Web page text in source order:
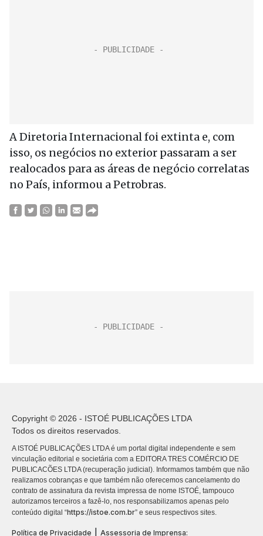
A Diretoria Internacional foi extinta e, com
isso, os negócios no exterior passaram a ser
realocados para as áreas de negócio correlatas
no País, informou a Petrobras.
Copyright © 2026 - ISTOÉ PUBLICAÇÕES LTDA
Todos os direitos reservados.
A ISTOÉ PUBLICAÇÕES LTDA é um portal digital independente e sem
vinculação editorial e societária com a EDITORA TRES COMÉRCIO DE
PUBLICACÕES LTDA (recuperação judicial). Informamos também que não
realizamos cobranças e que também não oferecemos cancelamento do
contrato de assinatura da revista impressa de nome ISTOÉ, tampouco
autorizamos terceiros a fazê-lo, nos responsabilizamos apenas pelo
conteúdo digital “https://istoe.com.br” e seus respectivos sites.
Política de Privacidade Assessoria de Imprensa: